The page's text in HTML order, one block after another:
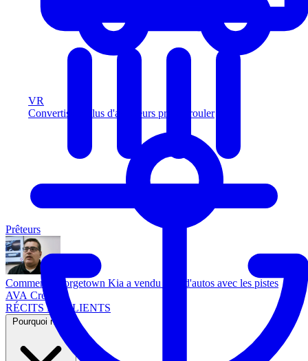
VR
Convertissez plus d'acheteurs prêts à rouler
Prêteurs
Comment Georgetown Kia a vendu plus d'autos avec les pistes
AVA Credit
RÉCITS DE CLIENTS
Pourquoi nous